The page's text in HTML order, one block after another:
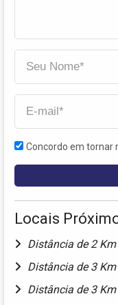
Concordo em tornar
Locais
Distância de 2 Km
Distância de 3 Km
Distância de 3 Km